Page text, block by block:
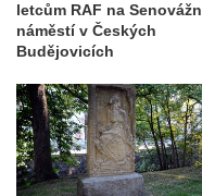
Chlumčanech
Hrob vojáků Rudé
Chlumčanech
Hrob Arnošta a
hřbitově v
Pomník obětem 1. a
letcům RAF na
náměstí v Českých
Budějovicích